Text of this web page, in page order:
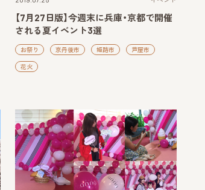
【7月27日版】今週末に兵庫・京都で開催
される夏イベント3選
お祭り 京丹後市 姫路市 芦屋市
花火